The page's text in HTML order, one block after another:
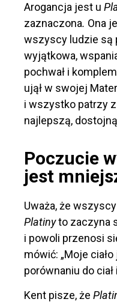
Arogancja jest u
zaznaczona. Ona
wszyscy ludzie są
wyjątkowa,
pochwał i
ujął w swojej
i wszystko patrzy
najlepszą,
Poczucie
jest
Uważa, że
Platinyto zaczyna
i powoli przenosi
mówić: „Moje
porównaniu do ciał
Kent pisze, że